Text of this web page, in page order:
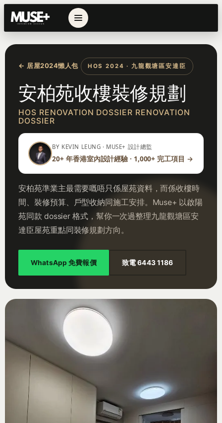
← 居屋2024懶人包 HOS 2024 · 九龍觀塘區安達臣
安柏苑收樓裝修規劃
HOS RENOVATION DOSSIER RENOVATION
DOSSIER
BY KEVIN LEUNG · MUSE+ 設計總監
20+ 年香港室內設計經驗 · 1,000+ 完工項目 →
安柏苑準業主最需要嘅唔只係屋苑資料，而係收樓時
間、裝修預算、戶型收納同施工安排。Muse+ 以啟陽
苑同款 dossier 格式，幫你一次過整理九龍觀塘區安
達臣屋苑重點同裝修規劃方向。
WhatsApp 免費報價 致電 6443 1186